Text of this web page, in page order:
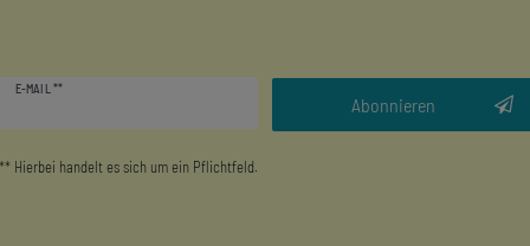
E-MAIL **
Abonnieren
** Hierbei handelt es sich um ein Pflichtfeld.